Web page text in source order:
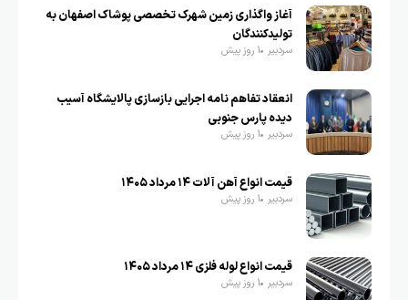
آغاز واگذاری زمین شهرک تخصصی پوشاک اصفهان به
تولیدکنندگان
سردبیر 1 روز پیش
انعقاد تفاهم نامه اجرایی بازسازی پالایشگاه آسیب
دیده پارس جنوبی
سردبیر 1 روز پیش
قیمت انواع آهن آلات ۱۴ مرداد ۱۴۰۵
سردبیر 1 روز پیش
قیمت انواع لوله فلزی ۱۴ مرداد ۱۴۰۵
سردبیر 1 روز پیش